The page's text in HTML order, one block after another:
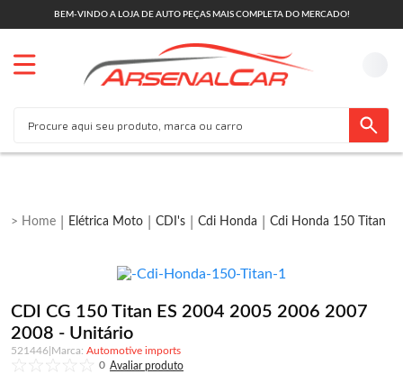
BEM-VINDO A LOJA DE AUTO PEÇAS MAIS COMPLETA DO MERCADO!
Elétrica Moto CDI's Cdi Honda Cdi Honda 150 Titan
CDI CG 150 Titan ES 2004 2005 2006 2007
2008 - Unitário
521446
Automotive imports
0